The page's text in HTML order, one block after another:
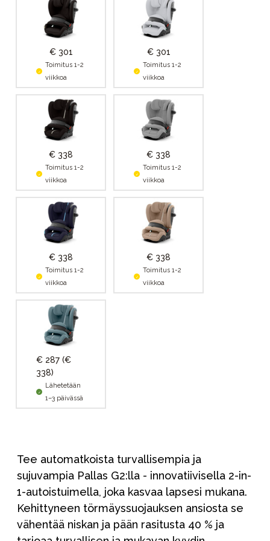
€ 301
Toimitus 1-2
viikkoa
€ 301
Toimitus 1-2
viikkoa
€ 338
Toimitus 1-2
viikkoa
€ 338
Toimitus 1-2
viikkoa
€ 338
Toimitus 1-2
viikkoa
€ 338
Toimitus 1-2
viikkoa
€ 287 (€
338)
Lähetetään
1–3 päivässä
Tee automatkoista turvallisempia ja
sujuvampia Pallas G2:lla - innovatiivisella 2-in-
1-autoistuimella, joka kasvaa lapsesi mukana.
Kehittyneen törmäyssuojauksen ansiosta se
vähentää niskan ja pään rasitusta 40 % ja